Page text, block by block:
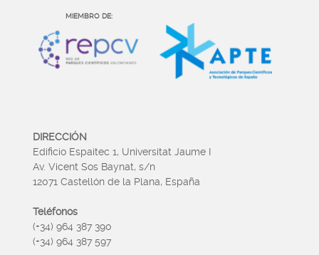
MIEMBRO DE:
DIRECCIÓN
Edificio Espaitec 1, Universitat Jaume I
Av. Vicent Sos Baynat, s/n
12071 Castellón de la Plana, España
Teléfonos
(+34) 964 387 390
(+34) 964 387 597